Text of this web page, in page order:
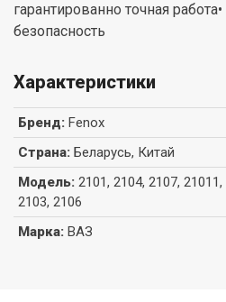
гарантированно точная
безопасность
Характеристики
Бренд: Fenox
Страна: Беларусь, Китай
Модель: 2101, 2104, 2107,
2103, 2106
Марка: ВАЗ